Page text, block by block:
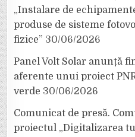
„Instalare de
produse de sisteme
fizice” 30/06/2026
Panel Volt Solar anunță
aferente unui proiect
verde 30/06/2026
Comunicat de presă.
proiectul „Digitalizarea